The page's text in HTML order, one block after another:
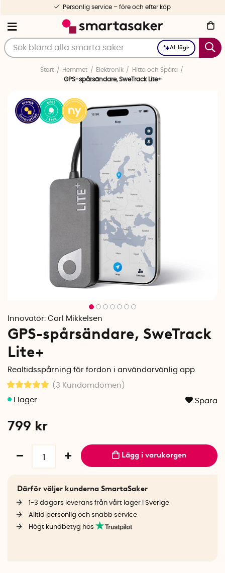
AI-läge
Personlig service – före och efter köp
Start Hemmet Elektronik
Hitta och Spåra
GPS-spårsändare, SweTrack Lite+
Innovatör: Carl Mikkelsen
GPS-spårsändare, SweTrack
Lite+
Realtidsspårning för fordon i användarvänlig app
(3 Kundomdömen )
Spara
799 kr
Lägg i varukorgen
Därför väljer kunderna SmartaSaker
1-3 dagars leverans från vårt lager i Sverige
Alltid personlig och snabb service
Högt kundbetyg hos